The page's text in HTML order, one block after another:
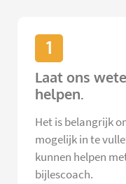
1
Laat ons
helpen.
Het is belangrijk
mogelijk in te
kunnen helpen
bijlescoach.